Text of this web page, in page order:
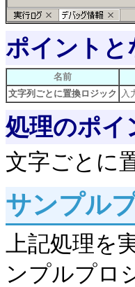
ポイントと
名前
文字列ごとに置換ロジック
入
処理のポイ
文字ごとに
サンプル
上記処理
ンプルプロ